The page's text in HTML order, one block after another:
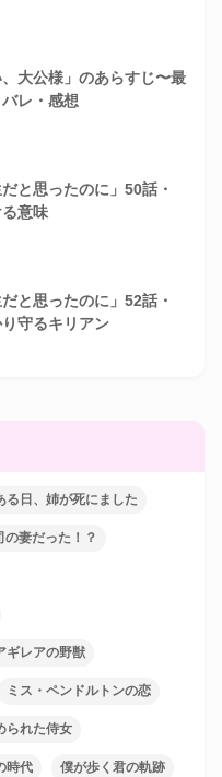
、大公様」のあらすじ〜最
レ・感想
と思ったのに」50話・
意味
と思ったのに」52話・
守るキリアン
る日、姉が死にました
妻だった！？
ギレアの野獣
ミス・ペンドルトンの恋
られた侍女
時代 僕が歩く君の軌跡